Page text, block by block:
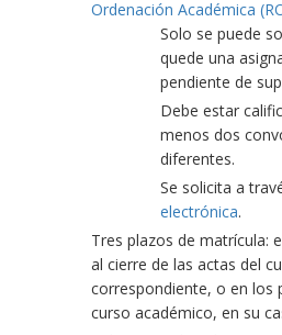
Ordenación Académica
Solo se puede
quede una
pendiente de
Debe estar
menos dos
diferentes.
Se solicita a
electrónica.
Tres plazos de matrícula:
al cierre de las actas del
correspondiente, o en los
curso académico, en su